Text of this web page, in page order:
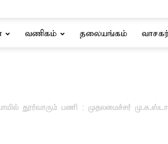
வணிகம் தலையங்கம்
தூர்வாரும் பணி : முதலமைச்சர்